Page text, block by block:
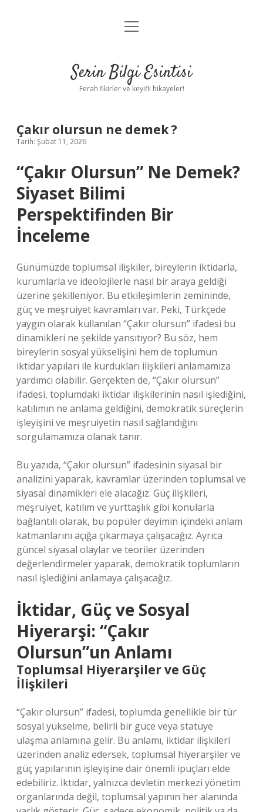
Anasayfa
Yasal Uyarı
menüyü
Serin Bilgi Esintisi
Ferah fikirler ve keyifli hikayeler!
Çakır olursun ne demek ?
Tarih: Şubat 11, 2026
“Çakır Olursun” Ne Demek?
Siyaset Bilimi
Perspektifinden Bir
İnceleme
Günümüzde toplumsal ilişkiler, bireylerin iktidarla,
kurumlarla ve ideolojilerle nasıl bir araya geldiği
üzerine şekilleniyor. Bu etkileşimlerin zemininde,
güç ve meşruiyet kavramları var. Peki, Türkçede
yaygın olarak kullanılan “Çakır olursun” ifadesi bu
dinamikleri ne şekilde yansıtıyor? Bu söz, hem
bireylerin sosyal yükselişini hem de toplumun
iktidar yapıları ile kurdukları ilişkileri anlamamıza
yardımcı olabilir. Gerçekten de, “Çakır olursun”
ifadesi, toplumdaki iktidar ilişkilerinin nasıl işlediğini,
katılımın ne anlama geldiğini, demokratik süreçlerin
işleyişini ve meşruiyetin nasıl sağlandığını
sorgulamamıza olanak tanır.
Bu yazıda, “Çakır olursun” ifadesinin siyasal bir
analizini yaparak, kavramlar üzerinden toplumsal ve
siyasal dinamikleri ele alacağız. Güç ilişkileri,
meşruiyet, katılım ve yurttaşlık gibi konularla
bağlantılı olarak, bu popüler deyimin içindeki anlam
katmanlarını açığa çıkarmaya çalışacağız. Ayrıca
güncel siyasal olaylar ve teoriler üzerinden
değerlendirmeler yaparak, demokratik toplumların
nasıl işlediğini anlamaya çalışacağız.
İktidar, Güç ve Sosyal
Hiyerarşi: “Çakır
Olursun”un Anlamı
Toplumsal Hiyerarşiler ve Güç
İlişkileri
“Çakır olursun” ifadesi, toplumda genellikle bir tür
sosyal yükselme, belirli bir güce veya statüye
ulaşma anlamına gelir. Bu anlamı, iktidar ilişkileri
üzerinden analiz edersek, toplumsal hiyerarşiler ve
güç yapılarının işleyişine dair önemli ipuçları elde
edebiliriz. İktidar, yalnızca devletin merkezi yönetim
organlarında değil, toplumsal yapının her alanında